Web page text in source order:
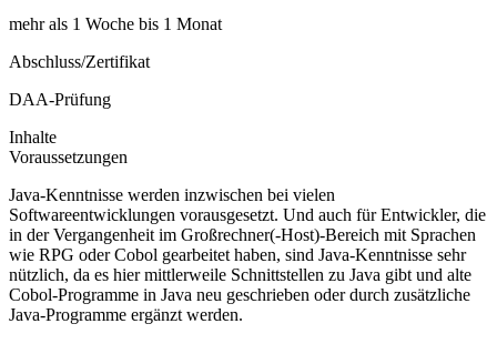
mehr als 1 Woche bis 1 Monat
Abschluss/Zertifikat
DAA-Prüfung
Inhalte
Voraussetzungen
Java-Kenntnisse werden inzwischen bei vielen
Softwareentwicklungen vorausgesetzt. Und auch für Entwickler, die
in der Vergangenheit im Großrechner(-Host)-Bereich mit Sprachen
wie RPG oder Cobol gearbeitet haben, sind Java-Kenntnisse sehr
nützlich, da es hier mittlerweile Schnittstellen zu Java gibt und alte
Cobol-Programme in Java neu geschrieben oder durch zusätzliche
Java-Programme ergänzt werden.